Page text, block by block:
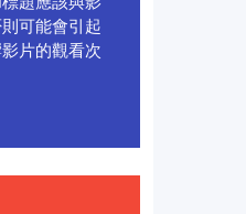
可能會引起
片的觀看次